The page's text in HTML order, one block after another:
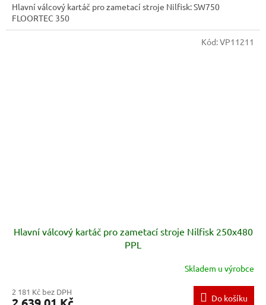
Hlavní válcový kartáč pro zametací stroje Nilfisk: SW750
FLOORTEC 350
Hlavní válcový kartáč pro zametací stroje Nilfisk 250x480
PPL
Skladem u výrobce
2 181 Kč bez DPH
Do košíku
Kód:VP11211